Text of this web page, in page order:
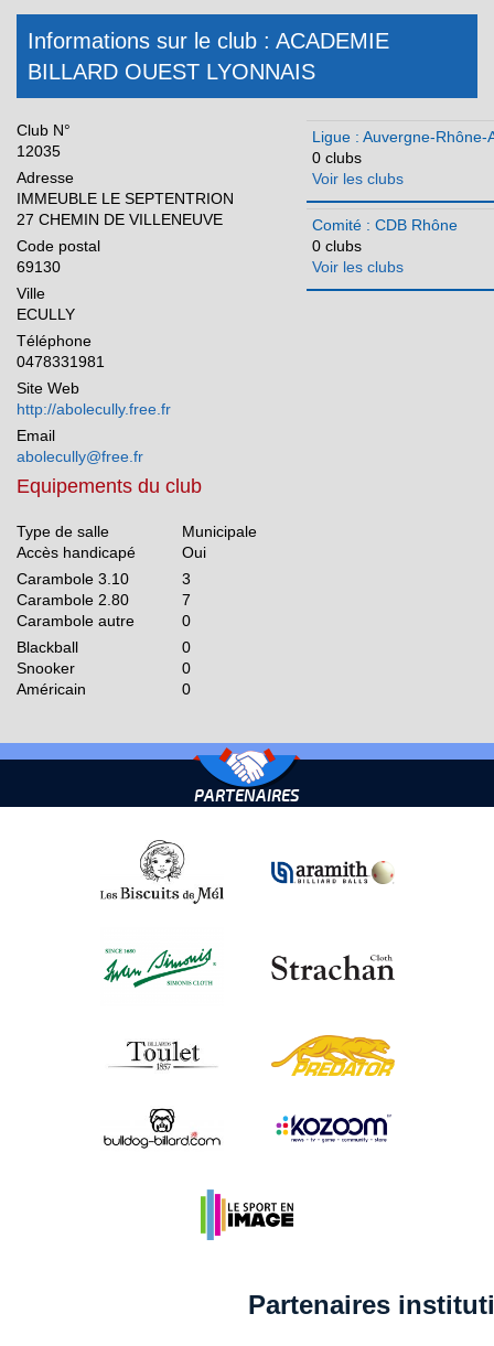
Martinique
Méditerranée
Normandie
Nouvelle Aquitaine
Occitanie
Pays de la Loire
Réunion
Informations sur le club : ACADEMIE
BILLARD OUEST LYONNAIS
Club N°
12035
Adresse
IMMEUBLE LE SEPTENTRION
27 CHEMIN DE VILLENEUVE
Code postal
69130
Ville
ECULLY
Téléphone
0478331981
Site Web
http://abolecully.free.fr
Email
abolecully@free.fr
Ligue : Auvergne-Rhône-
0 clubs
Voir les clubs
Comité : CDB Rhône
0 clubs
Voir les clubs
Equipements du club
Type de salle
Municipale
Accès handicapé
Oui
Carambole 3.10
3
Carambole 2.80
7
Carambole autre
0
Blackball
0
Snooker
0
Américain
0
PARTENAIRES
Partenaires